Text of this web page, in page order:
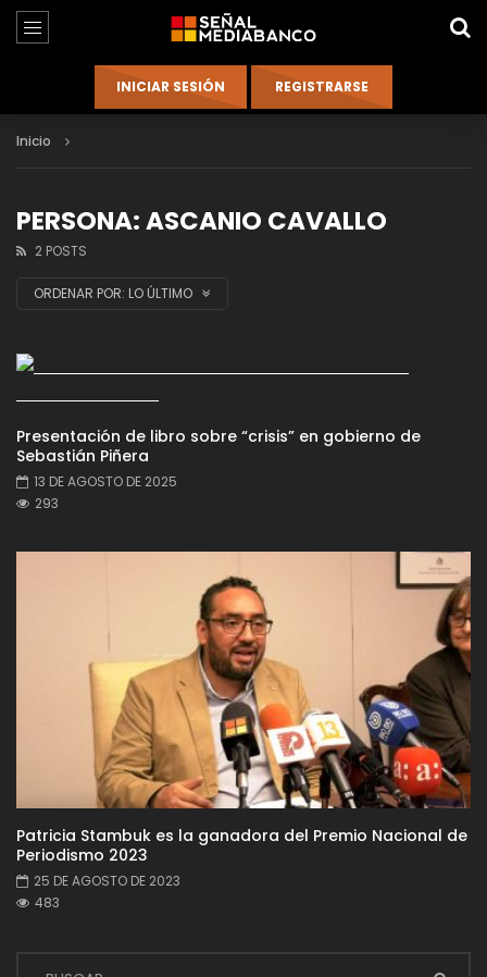
Inicio
PERSONA: ASCANIO CAVALLO
2 POSTS
ORDENAR POR: LO ÚLTIMO
Presentación de libro sobre “crisis” en gobierno de
Sebastián Piñera
13 DE AGOSTO DE 2025
293
Patricia Stambuk es la ganadora del Premio Nacional de
Periodismo 2023
25 DE AGOSTO DE 2023
483